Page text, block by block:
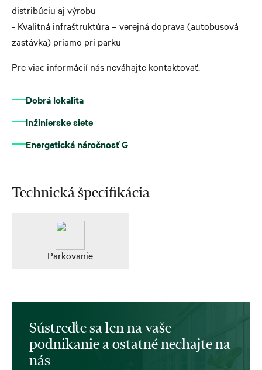
distribúciu aj výrobu
- Kvalitná infraštruktúra – verejná doprava (autobusová
zastávka) priamo pri parku
Pre viac informácií nás neváhajte kontaktovať.
Dobrá lokalita
Inžinierske siete
Energetická náročnosť G
Technická špecifikácia
Parkovanie
Sústreďte sa len na vaše
podnikanie a ostatné nechajte na
nás